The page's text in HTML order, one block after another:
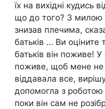
їх на вихідні кудись
що до того? З милою
знизав плечима,
батьків … Ви оціните
батьків він поживе! У
поживе, щоб мене не
віддавала все,
допомогла з роботою
поки він сам не